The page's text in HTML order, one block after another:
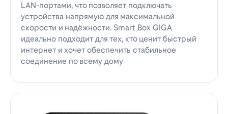
LAN-портами, что позволяет подключать
устройства напрямую для максимальной
скорости и надёжности. Smart Box GIGA
идеально подходит для тех, кто ценит быстрый
интернет и хочет обеспечить стабильное
соединение по всему дому